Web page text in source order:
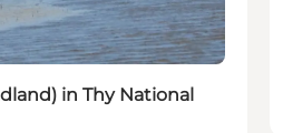
in Thy National